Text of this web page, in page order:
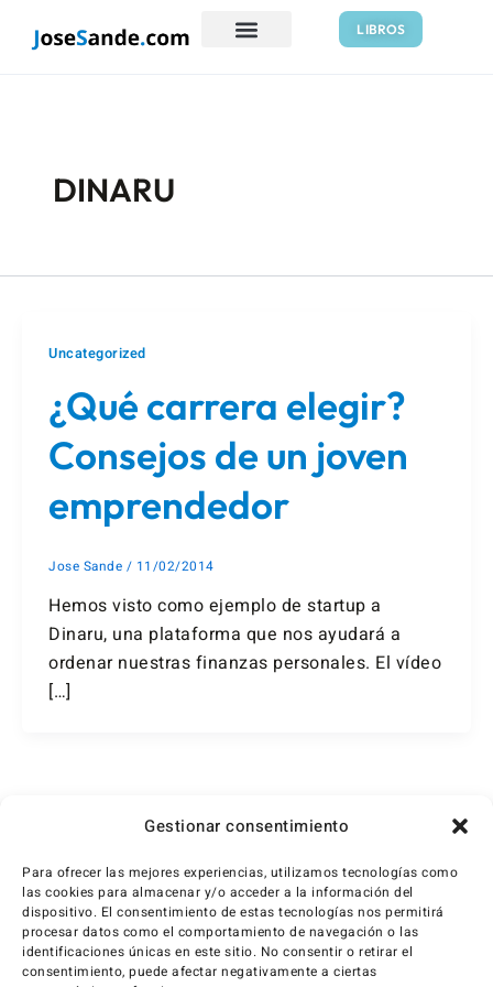
Gestionar consentimiento
Para ofrecer las mejores experiencias, utilizamos tecnologías como
las cookies para almacenar y/o acceder a la información del
dispositivo. El consentimiento de estas tecnologías nos permitirá
procesar datos como el comportamiento de navegación o las
identificaciones únicas en este sitio. No consentir o retirar el
consentimiento, puede afectar negativamente a ciertas
LIBROS
DINARU
Uncategorized
¿Qué carrera elegir?
Consejos de un joven
emprendedor
Jose Sande / 11/02/2014
Hemos visto como ejemplo de startup a
Dinaru, una plataforma que nos ayudará a
ordenar nuestras finanzas personales. El vídeo
[…]
de
2 3 Siguiente